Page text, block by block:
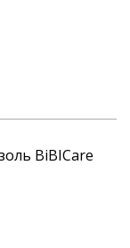
BiBICare